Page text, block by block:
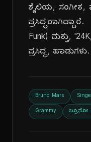
ಶೈಲಿಯ, ಸಂಗೀತ,
Funk) ಮತ್ತು,
ಪ್ರಸಿದ್ಧ, ಹಾಡುಗಳು.
Bruno Mars
Grammy ಬ್ರೂನೋ